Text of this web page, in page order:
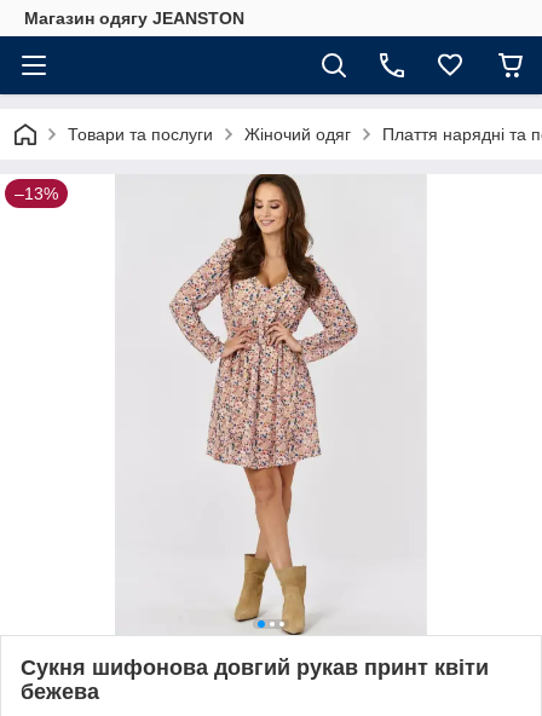
Магазин одягу JEANSTON
Товари та послуги Жіночий одяг Плаття нарядні та
–13%
Сукня шифонова довгий рукав принт квіти
бежева